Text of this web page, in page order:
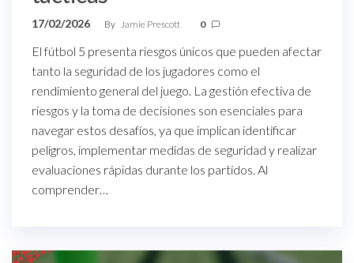
17/02/2026 By Jamie Prescott 0
El fútbol 5 presenta riesgos únicos que pueden afectar
tanto la seguridad de los jugadores como el
rendimiento general del juego. La gestión efectiva de
riesgos y la toma de decisiones son esenciales para
navegar estos desafíos, ya que implican identificar
peligros, implementar medidas de seguridad y realizar
evaluaciones rápidas durante los partidos. Al
comprender…